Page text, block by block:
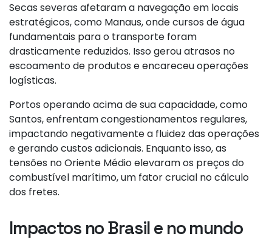
Secas severas afetaram a navegação em locais
estratégicos, como Manaus, onde cursos de água
fundamentais para o transporte foram
drasticamente reduzidos. Isso gerou atrasos no
escoamento de produtos e encareceu operações
logísticas​.
Portos operando acima de sua capacidade, como
Santos, enfrentam congestionamentos regulares,
impactando negativamente a fluidez das operações
e gerando custos adicionais​. Enquanto isso, as
tensões no Oriente Médio elevaram os preços do
combustível marítimo, um fator crucial no cálculo
dos fretes​.
Impactos no Brasil e no mundo